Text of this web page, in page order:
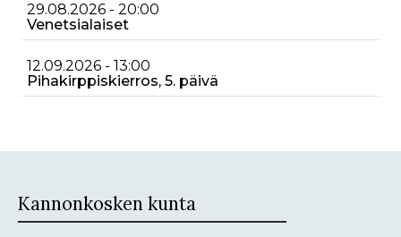
29.08.2026 - 20:00
Venetsialaiset
12.09.2026 - 13:00
Pihakirppiskierros, 5. päivä
Kannonkosken kunta